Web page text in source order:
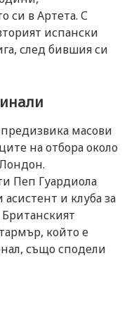
си в Артета. С
испански
след бившия си
масови
на отбора около
Пеп Гуардиола
и клуба за
който е
също сподели